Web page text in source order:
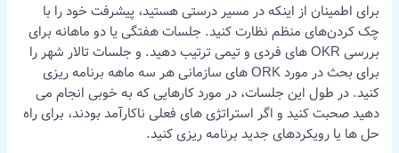
برای اطمینان از اینکه در مسیر درستی هستید، پیشرفت خود را با
چک کردن‌های منظم نظارت کنید. جلسات هفتگی یا دو ماهانه برای
بررسی OKR های فردی و تیمی ترتیب دهید. و جلسات تالار شهر را
برای بحث در مورد ORK های سازمانی هر سه ماهه برنامه ریزی
کنید. در طول این جلسات، در مورد کارهایی که به خوبی انجام می
دهید صحبت کنید و اگر استراتژی های فعلی ناکارآمد بودند، برای راه
حل ها یا رویکردهای جدید برنامه ریزی کنید.